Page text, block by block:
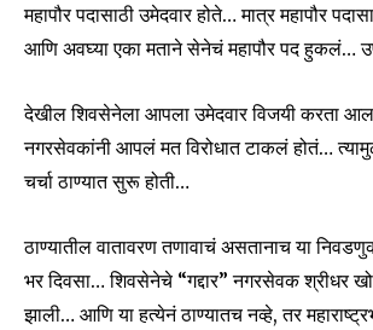
महापौर पदासाठी उमेदवार होते… मात्र महापौर
आणि अवघ्या एका मताने सेनेचं महापौर पद हुकलं…
देखील शिवसेनेला आपला उमेदवार विजयी करता
नगरसेवकांनी आपलं मत विरोधात टाकलं होतं… त्यामुळे
चर्चा ठाण्यात सुरू होती…
ठाण्यातील वातावरण तणावाचं असतानाच या
भर दिवसा… शिवसेनेचे “गद्दार” नगरसेवक श्रीधर
झाली… आणि या हत्येनं ठाण्यातच नव्हे, तर